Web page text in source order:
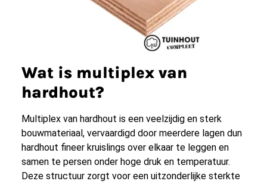
Wat is multiplex van
hardhout?
Multiplex van hardhout is een veelzijdig en sterk
bouwmateriaal, vervaardigd door meerdere lagen dun
hardhout fineer kruislings over elkaar te leggen en
samen te persen onder hoge druk en temperatuur.
Deze structuur zorgt voor een uitzonderlijke sterkte